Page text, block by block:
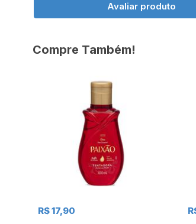
Avaliar produto
Compre Também!
R$ 17,90